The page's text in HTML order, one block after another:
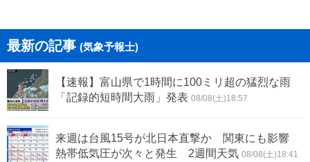
最新の記事 (気象予報士)
【速報】富山県で1時間に100ミリ超の猛烈な雨
「記録的短時間大雨」発表 08/08(土)18:57
来週は台風15号が北日本直撃か 関東にも影響
熱帯低気圧が次々と発生 2週間天気 08/08(土)18:41